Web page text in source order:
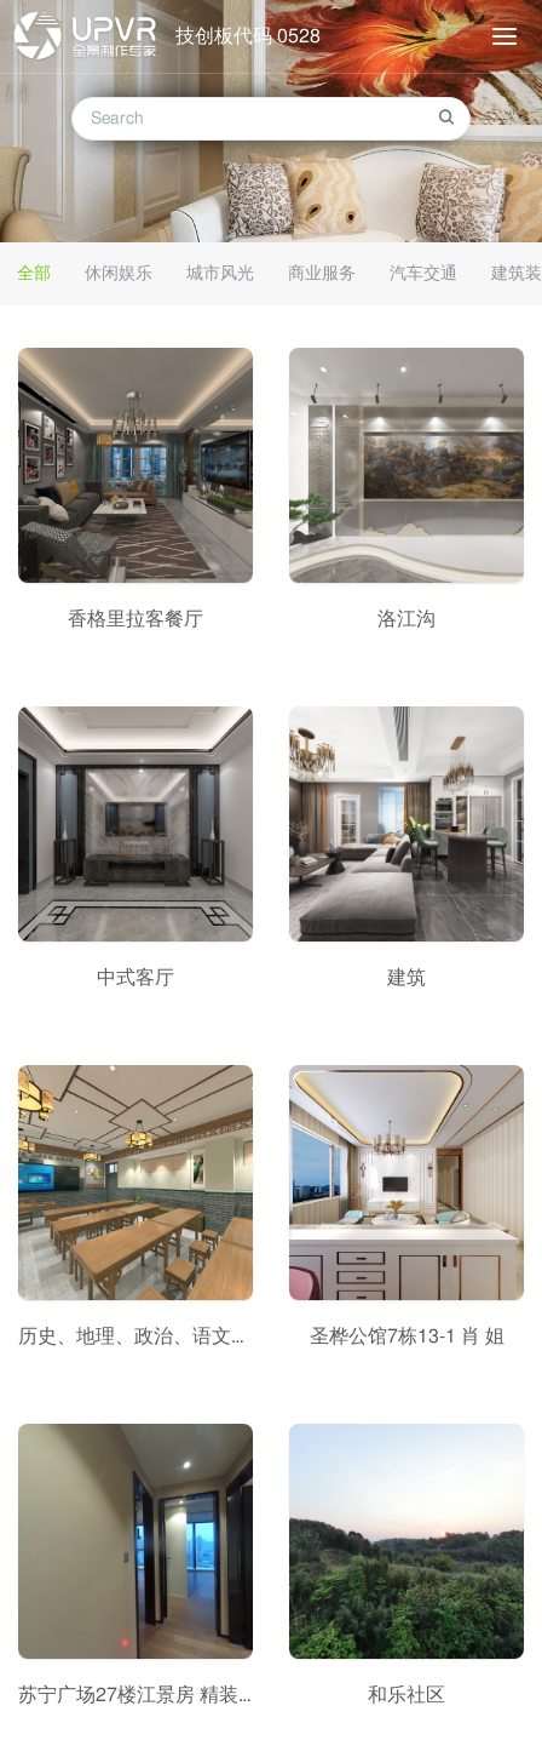
技创板代码 0528
全部 休闲娱乐 城市风光 商业服务 汽车交通 建筑
香格里拉客餐厅 洛江沟
中式客厅 建筑
历史、地理、政治、语文、英语 圣桦公馆7栋13-1 肖 姐
苏宁广场27楼江景房 精装中央空调带暖气 E28828 和乐社区